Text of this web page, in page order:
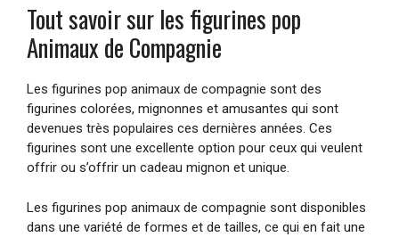
Tout savoir sur les figurines pop
Animaux de Compagnie
Les figurines pop animaux de compagnie sont des
figurines colorées, mignonnes et amusantes qui sont
devenues très populaires ces dernières années. Ces
figurines sont une excellente option pour ceux qui veulent
offrir ou s’offrir un cadeau mignon et unique.
Les figurines pop animaux de compagnie sont disponibles
dans une variété de formes et de tailles, ce qui en fait une